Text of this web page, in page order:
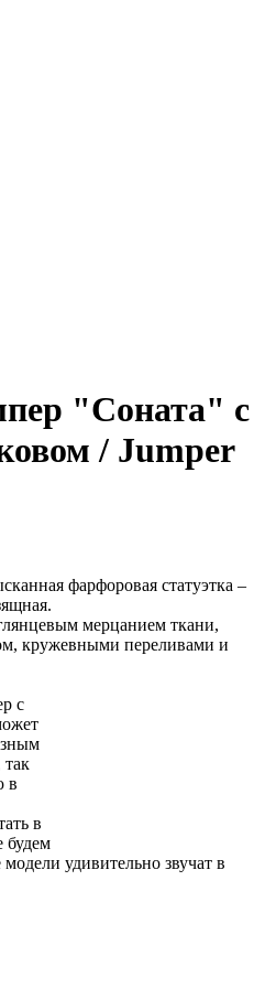
"Соната" с
/ Jumper
фарфоровая статуэтка –
мерцанием ткани,
кружевными переливами и
с
так
в
в
будем
удивительно звучат в